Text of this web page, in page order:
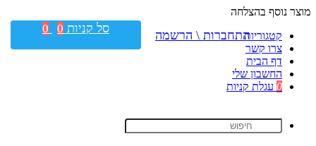
מוצר נוסף בהצלחה
קטגוריות
צרו קשר
דף הבית
החשבון שלי
0 עגלת קניות
התחברות \ הרשמה סל קניות 0
0